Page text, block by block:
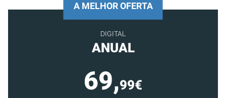
A MELHOR OFERTA
DIGITAL
ANUAL
69,99€